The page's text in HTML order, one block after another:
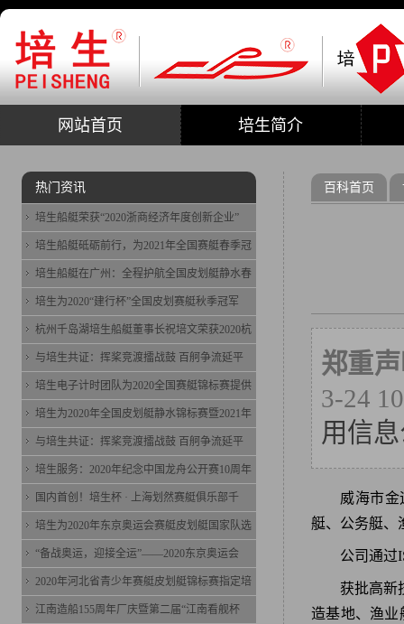
网站首页 培生简介
百科首页
郑重
3-24
用信
威海市金
艇、公务艇、
公司通过
获批高新
造基地、渔
热门资讯
培生船艇荣获“2020浙商经济年度创新企业”
培生船艇砥砺前行，为2021年全国赛艇春季冠
培生船艇在广州：全程护航全国皮划艇静水春
培生为2020“建行杯”全国皮划赛艇秋季冠军
杭州千岛湖培生船艇董事长祝培文荣获2020杭
与培生共证：挥桨竞渡擂战鼓 百舸争流延平
培生电子计时团队为2020全国赛艇锦标赛提供
培生为2020年全国皮划艇静水锦标赛暨2021年
与培生共证：挥桨竞渡擂战鼓 百舸争流延平
培生服务：2020年纪念中国龙舟公开赛10周年
国内首创！培生杯 · 上海划然赛艇俱乐部千
培生为2020年东京奥运会赛艇皮划艇国家队选
“备战奥运，迎接全运”——2020东京奥运会
2020年河北省青少年赛艇皮划艇锦标赛指定培
江南造船155周年厂庆暨第二届“江南看舰杯